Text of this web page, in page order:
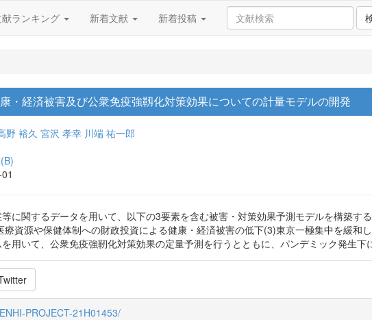
ランキング 新着文献 新着投稿
・経済被害及び公衆免疫強靱化対策効果についての計量モデルの開発
野 裕久 宮沢 孝幸 川端 祐一郎
に関するデータを用いて、以下の3要素を含む被害・対策効果予測モデルを構築す
資源や保健体制への財政投資による健康・経済被害の低下(3)東京一極集中を緩和
用いて、公衆免疫強靭化対策効果の定量予測を行うとともに、パンデミック発生下
PROJECT-21H01453/